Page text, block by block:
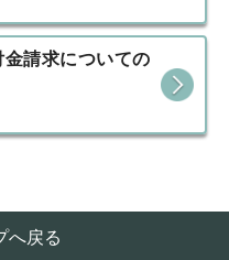
請求についての
へ戻る